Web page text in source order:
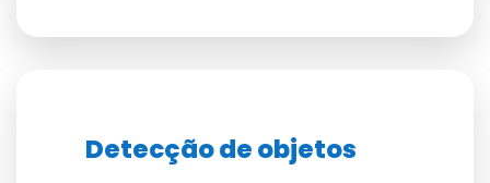
Detecção de objetos